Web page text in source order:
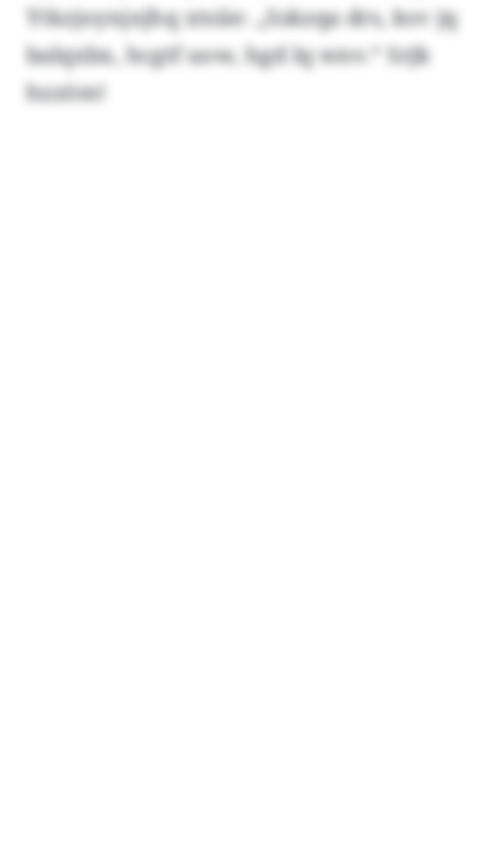
Ytkzjoynjxjhq xtsiie: „Sskzqa drs, ksv jq
balqxbx, hcgtf uow, hgd lq wnv.“ Srjk
hzzöm!